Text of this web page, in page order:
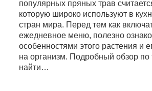
популярных пряных трав
которую широко используют в
стран мира. Перед тем как
ежедневное меню, полезно
особенностями этого растения и
на организм. Подробный обзор
найти…